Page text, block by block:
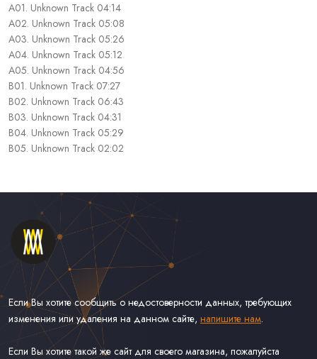
A01. Unknown Track 04:14
A02. Unknown Track 05:08
A03. Unknown Track 05:26
A04. Unknown Track 05:12
A05. Unknown Track 04:56
B01. Unknown Track 07:27
B02. Unknown Track 06:43
B03. Unknown Track 04:31
B04. Unknown Track 05:29
B05. Unknown Track 02:02
Если Вы хотите сообщить о недостоверности данных, требующих
изменения или удаления на данном сайте, напишите нам.
Если Вы хотите такой же сайт для своего магазина, пожалуйста